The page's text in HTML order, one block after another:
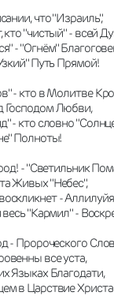
что "Израиль",
кто "чистый" - всей
- "Огнём"
Путь Прямой!
- кто в Молитве
Господом Любви,
- кто словно
Полноты!
- "Светильник
Живых "Небес",
-
"Кармил" -
- Пророческого
все уста,
Языках Благодати,
в Царствие